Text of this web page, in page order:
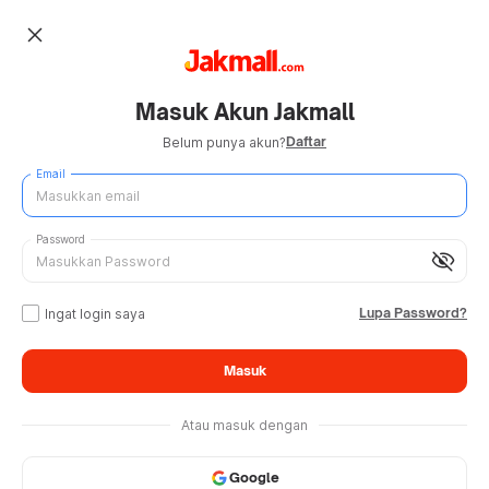
close
Masuk Akun Jakmall
Belum punya akun?Daftar
Email
visibility_off
Password
Ingat login saya Lupa Password?
Masuk
Atau masuk dengan
Google